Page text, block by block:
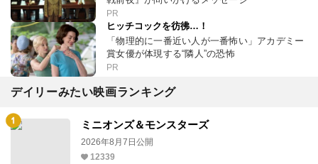
PR
ヒッチコックを彷彿…！
「物理的に一番近い人が一番怖い」アカデミー
賞女優が体現する“隣人”の恐怖
PR
デイリーみたい映画ランキング
ミニオンズ＆モンスターズ
2026年8月7日公開
12339